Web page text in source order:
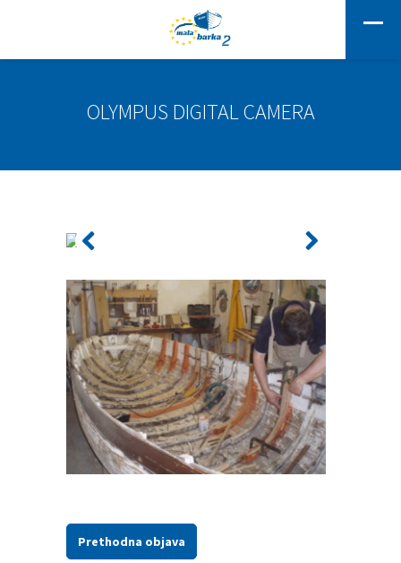
OLYMPUS DIGITAL CAMERA
Prethodna objava